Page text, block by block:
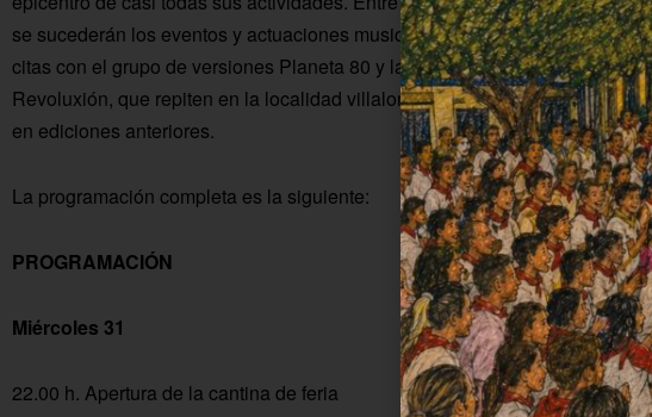
se sucederán los eventos y actuaciones musicales, destacando las
citas con el grupo de versiones Planeta 80 y las orquestas Travesura y
Revoluxión, que repiten en la localidad villalonera después del éxito
en ediciones anteriores.
La programación completa es la siguiente:
PROGRAMACIÓN
Miércoles 31
22.00 h. Apertura de la cantina de feria